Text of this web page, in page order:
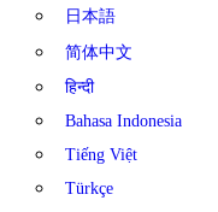
日本語
简体中文
हिन्दी
Bahasa Indonesia
Tiếng Việt
Türkçe